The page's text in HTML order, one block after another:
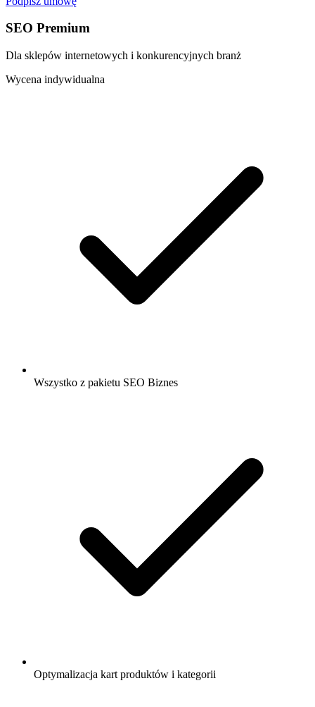
SEO Premium
Dla sklepów internetowych i konkurencyjnych branż
Wycena indywidualna
Wszystko z pakietu SEO Biznes
Optymalizacja kart produktów i kategorii